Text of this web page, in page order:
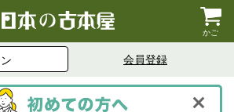
かご
会員登録